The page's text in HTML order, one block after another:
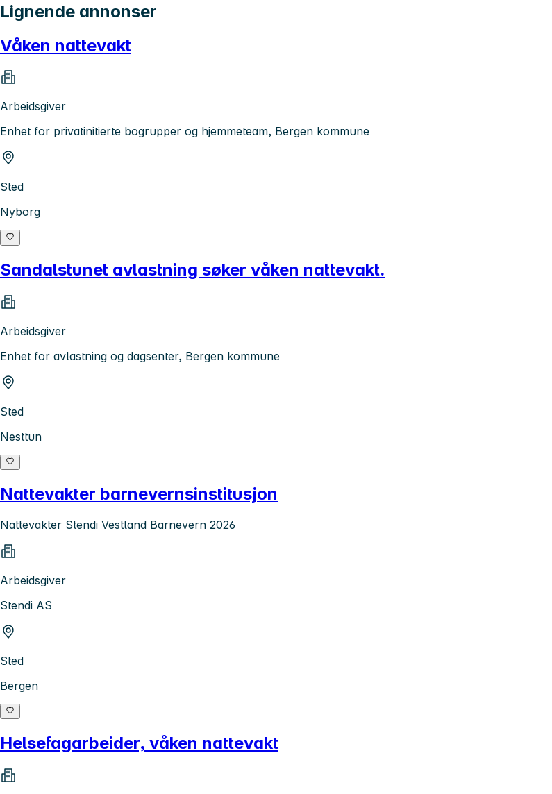
Lignende annonser
Våken nattevakt
Arbeidsgiver
Enhet for privatinitierte bogrupper og hjemmeteam, Bergen kommune
Sted
Nyborg
Sandalstunet avlastning søker våken nattevakt.
Arbeidsgiver
Enhet for avlastning og dagsenter, Bergen kommune
Sted
Nesttun
Nattevakter barnevernsinstitusjon
Nattevakter Stendi Vestland Barnevern 2026
Arbeidsgiver
Stendi AS
Sted
Bergen
Helsefagarbeider, våken nattevakt